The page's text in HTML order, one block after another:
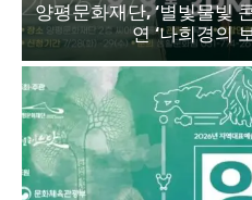
양평문화재단, ‘별빛물빛
연 ‘나희경의